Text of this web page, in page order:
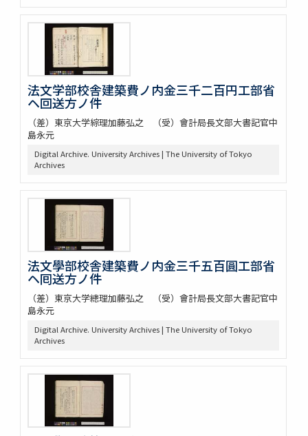
法文学部校舎建築費ノ内金三千二百円工部省
ヘ回送方ノ件
（差）東京大学綜理加藤弘之 （受）會計局長文部大書記官中
島永元
Digital Archive. University Archives | The University of Tokyo
Archives
法文學部校舎建築費ノ内金三千五百圓工部省
ヘ囘送方ノ件
（差）東京大学總理加藤弘之 （受）會計局長文部大書記官中
島永元
Digital Archive. University Archives | The University of Tokyo
Archives